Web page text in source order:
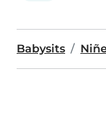
Babysits